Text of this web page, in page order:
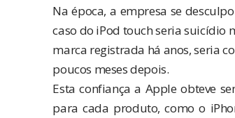
Na época, a empresa se
caso do iPod touch seria suicídio
marca registrada há anos, seria
poucos meses depois.
Esta confiança a Apple obteve
para cada produto, como o